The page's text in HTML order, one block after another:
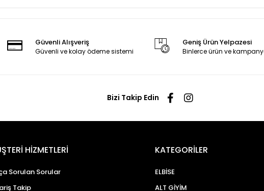
Güvenli Alışveriş
Güvenli ve kolay ödeme sistemi
Geniş Ürün Yelpazesi
Binlerce ürün ve
Bizi Takip Edin
HİZMETLERİ
Sorulan Sorular
Takip
KATEGORİLER
ELBİSE
ALT GİYİM